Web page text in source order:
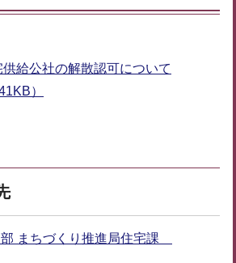
給公社の解散認可について
）
まちづくり推進局住宅課